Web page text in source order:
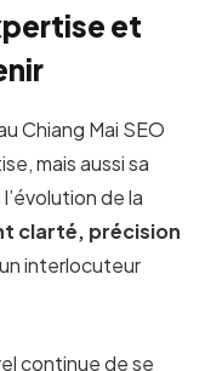
et
Chiang Mai SEO
mais aussi sa
de la
clarté, précision
interlocuteur
continue de se